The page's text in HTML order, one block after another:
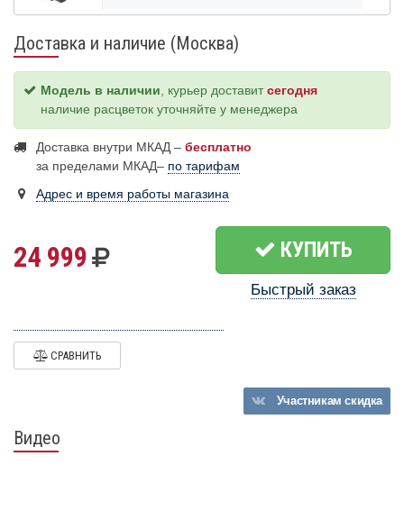
Доставка и наличие (Москва)
Модель в наличии, курьер доставитсегодня
наличие расцветок уточняйте у менеджера
Доставка внутри МКАД – бесплатно
за пределами МКАД– по тарифам
Адрес и время работы магазина
24 999 КУПИТЬ
Быстрый заказ
СРАВНИТЬ
Участникамскидка
Видео